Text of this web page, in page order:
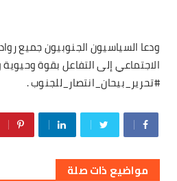
ودعا السياسيون الجنوبيون جميع
الاجتماعي إلى التفاعل بقوة
#تحرير_بيحان_انتصار_للجنوب .
مواضيع ذات صلة